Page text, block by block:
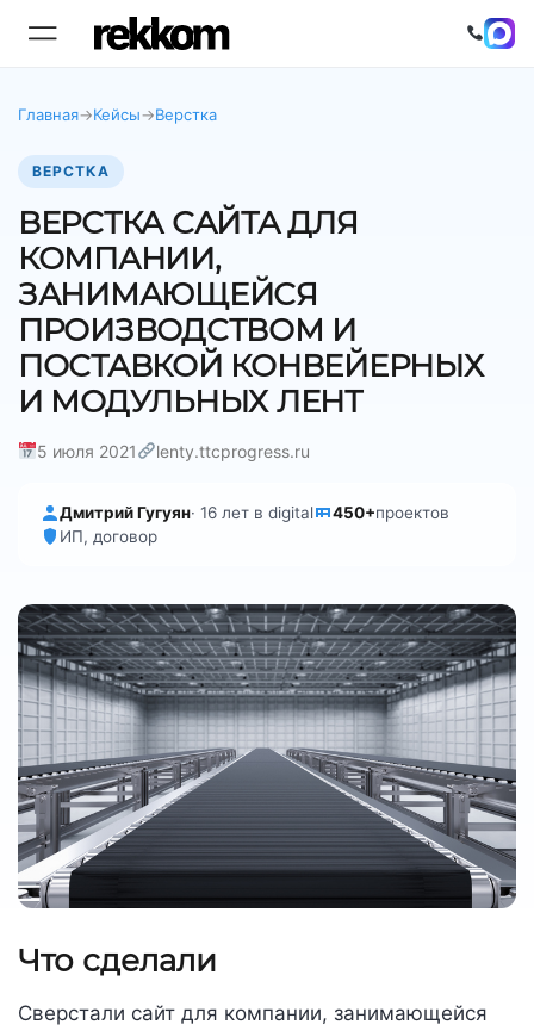
Главная→Кейсы→Верстка
ВЕРСТКА
ВЕРСТКА САЙТА ДЛЯ
КОМПАНИИ,
ЗАНИМАЮЩЕЙСЯ
ПРОИЗВОДСТВОМ И
ПОСТАВКОЙ КОНВЕЙЕРНЫХ
И МОДУЛЬНЫХ ЛЕНТ
5 июля 2021 lenty.ttcprogress.ru
Дмитрий Гугуян· 16 лет в digital 450+проектов
ИП, договор
Что сделали
Сверстали сайт для компании, занимающейся